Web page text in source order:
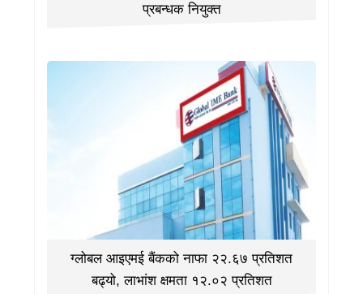
प्रबन्धक नियुक्त
ग्लोबल आइएमई बैंकको नाफा २२.६७ प्रतिशत
बढ्यो, लाभांश क्षमता १२.०२ प्रतिशत